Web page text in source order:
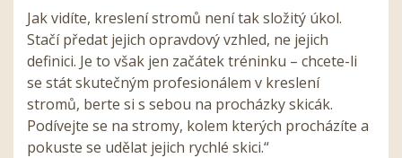
Jak vidíte, kreslení stromů není tak složitý úkol.
Stačí předat jejich opravdový vzhled, ne jejich
definici. Je to však jen začátek tréninku – chcete-li
se stát skutečným profesionálem v kreslení
stromů, berte si s sebou na procházky skicák.
Podívejte se na stromy, kolem kterých procházíte a
pokuste se udělat jejich rychlé skici.“